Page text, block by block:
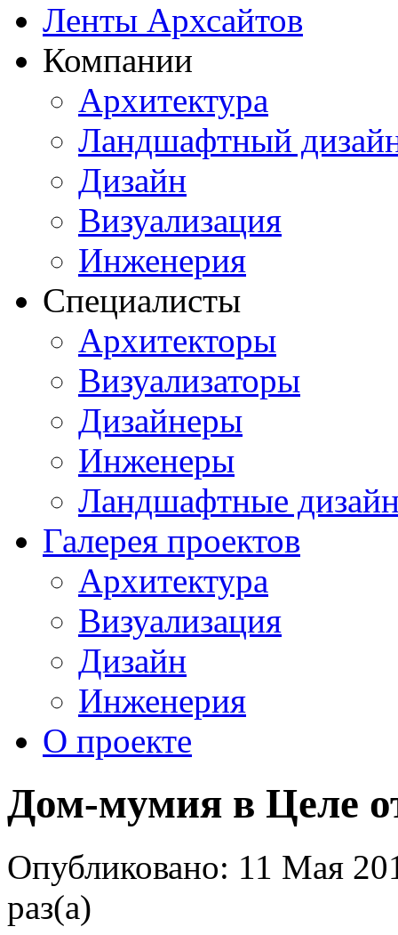
Ленты Архсайтов
Компании
Архитектура
Ландшафтный
Дизайн
Визуализация
Инженерия
Специалисты
Архитекторы
Визуализаторы
Дизайнеры
Инженеры
Ландшафтные
Галерея проектов
Архитектура
Визуализация
Дизайн
Инженерия
О проекте
Дом-мумия в Целе
Опубликовано: 11 Мая
раз(а)